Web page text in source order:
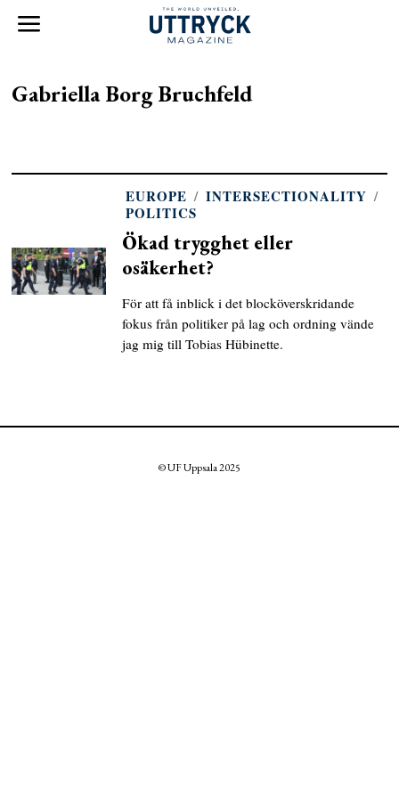
Gabriella Borg Bruchfeld
EUROPE / INTERSECTIONALITY /
POLITICS
Ökad trygghet eller
osäkerhet?
För att få inblick i det blocköverskridande
fokus från politiker på lag och ordning vände
jag mig till Tobias Hübinette.
© UF Uppsala 2025